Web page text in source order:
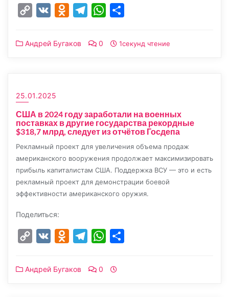
Copy
VK Odnoklassniki
TelegramWhatsApp
Андрей Бугаков 0 1секунд чтение
25.01.2025
США в 2024 году заработали на военных
поставках в другие государства рекордные
$318,7 млрд, следует из отчётов Госдепа
Рекламный проект для увеличения объема продаж
американского вооружения продолжает максимизировать
прибыль капиталистам США. Поддержка ВСУ — это и есть
рекламный проект для демонстрации боевой
эффективности американского оружия.
Поделиться:
Copy
VK Odnoklassniki
TelegramWhatsApp
Андрей Бугаков 0